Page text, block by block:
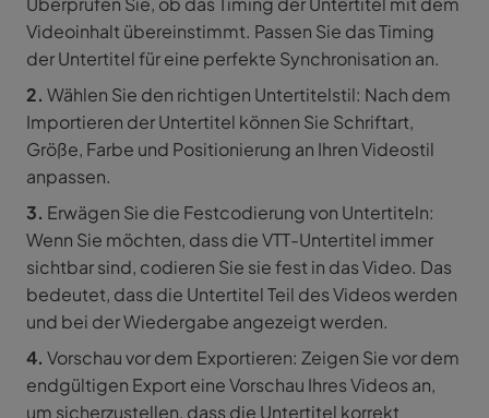
Videoinhalt übereinstimmt. Passen Sie das Timing
der Untertitel für eine perfekte Synchronisation an.
2. Wählen Sie den richtigen Untertitelstil: Nach dem
Importieren der Untertitel können Sie Schriftart,
Größe, Farbe und Positionierung an Ihren Videostil
anpassen.
3. Erwägen Sie die Festcodierung von Untertiteln:
Wenn Sie möchten, dass die VTT-Untertitel immer
sichtbar sind, codieren Sie sie fest in das Video. Das
bedeutet, dass die Untertitel Teil des Videos werden
und bei der Wiedergabe angezeigt werden.
4. Vorschau vor dem Exportieren: Zeigen Sie vor dem
endgültigen Export eine Vorschau Ihres Videos an,
um sicherzustellen, dass die Untertitel korrekt